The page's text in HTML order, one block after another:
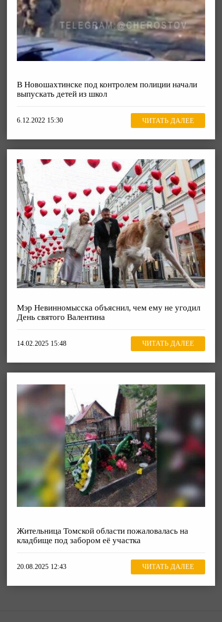
В Новошахтинске под контролем полиции начали
выпускать детей из школ
6.12.2022 15:30 ЧИТАТЬ ДАЛЕЕ
Мэр Невинномысска объяснил, чем ему не угодил
День святого Валентина
14.02.2025 15:48 ЧИТАТЬ ДАЛЕЕ
Жительница Томской области пожаловалась на
кладбище под забором её участка
20.08.2025 12:43 ЧИТАТЬ ДАЛЕЕ